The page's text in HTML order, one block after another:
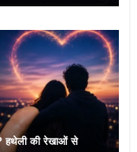
हथेली की रेखाओं से